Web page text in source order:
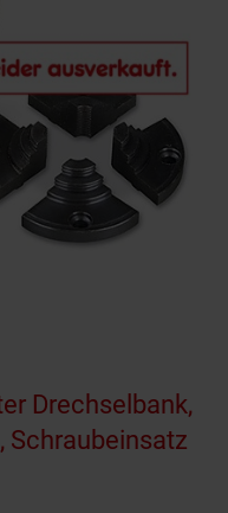
Drechselbank,
Schraubeinsatz